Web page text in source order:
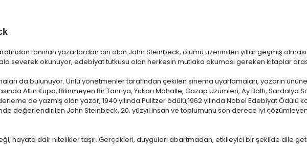
tanınan yazarlardan biri olan John Steinbeck, ölümü üzerinden yıllar geçmiş
severek okunuyor, edebiyat tutkusu olan herkesin mutlaka okuması gereken kitaplar
da bulunuyor. Ünlü yönetmenler tarafından çekilen sinema uyarlamaları, yazarın
Altın Kupa, Bilinmeyen Bir Tanriya, Yukarı Mahalle, Gazap Üzümleri, Ay Battı, Sardalya
de yazmış olan yazar, 1940 yılında Pulitzer ödülü,1962 yılında Nobel Edebiyat Ödülü
değerlendirilen John Steinbeck, 20. yüzyıl insan ve toplumunu son derece iyi
hayata dair nitelikler taşır. Gerçekleri, duyguları abartmadan, etkileyici bir şekilde dile